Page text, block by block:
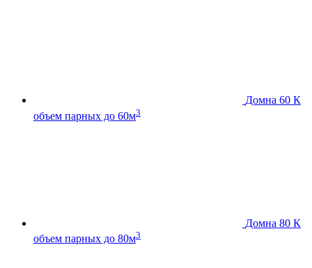
Домна 60 К
объем парных до 60м3
Домна 80 К
объем парных до 80м3